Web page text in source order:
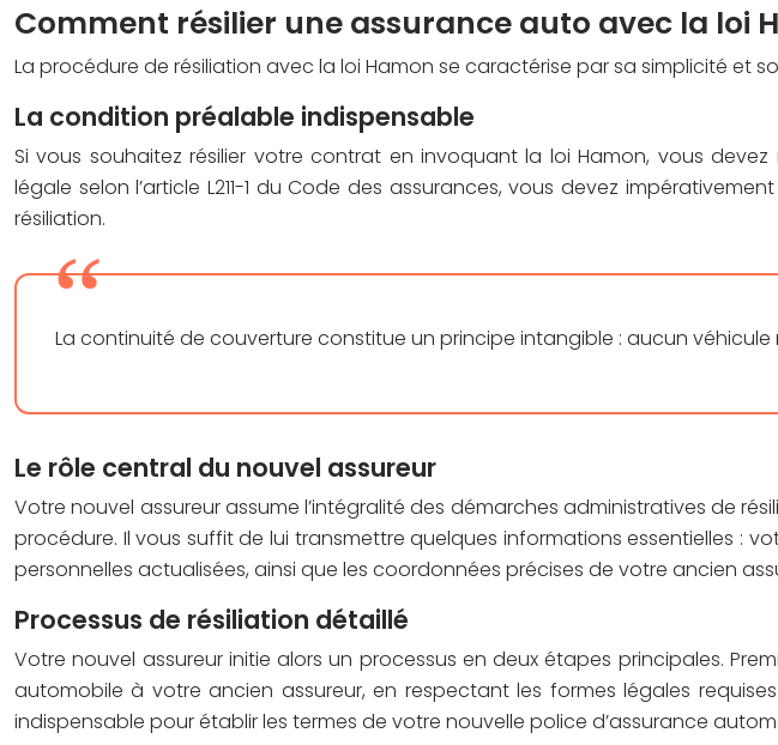
Comment résilier une assurance auto avec la loi
La procédure de résiliation avec la loi Hamon se caractérise par sa simplicité et
La condition préalable indispensable
Si vous souhaitez résilier votre contrat en invoquant la loi Hamon, vous
légale selon l’article L211-1 du Code des assurances, vous devez
résiliation.
La continuité de couverture constitue un principe intangible : aucun
Le rôle central du nouvel assureur
Votre nouvel assureur assume l’intégralité des démarches administratives de
procédure. Il vous suffit de lui transmettre quelques informations essentielles :
personnelles actualisées, ainsi que les coordonnées précises de votre ancien
Processus de résiliation détaillé
Votre nouvel assureur initie alors un processus en deux étapes principales.
automobile à votre ancien assureur, en respectant les formes légales
indispensable pour établir les termes de votre nouvelle police d’assurance